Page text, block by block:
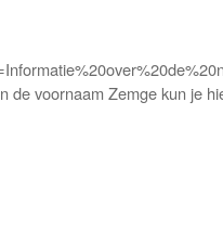
de voornaam Zemge kun je